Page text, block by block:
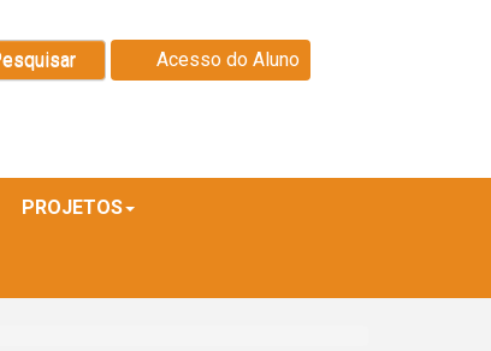
Acesso do Aluno
PROJETOS